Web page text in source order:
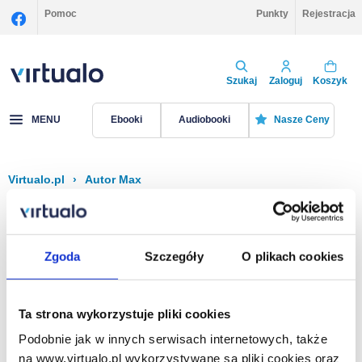
Zgoda Szczegóły O plikach cookies
Ta strona wykorzystuje pliki cookies
Podobnie jak w innych serwisach internetowych, także
na www.virtualo.pl wykorzystywane są pliki cookies oraz
Pomoc Punkty Rejestracja
Szukaj Zaloguj Koszyk
MENU Ebooki Audiobooki Nasze Ceny
Virtualo.pl › Autor Max
Filtruj Sortuj
Na stronie